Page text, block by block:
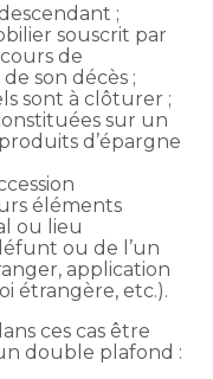
;
souscrit par
de
son décès ;
sont à clôturer ;
sur un
d’épargne
éléments
ou lieu
ou de l’un
application
étrangère, etc.).
ces cas être
double plafond :